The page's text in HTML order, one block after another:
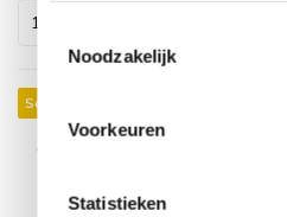
Noodzakelijk
Voorkeuren
Statistieken
Sale 17%